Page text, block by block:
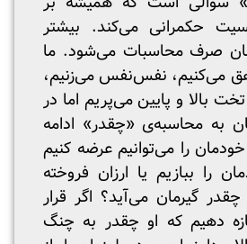
حکمرانی می‌کند. بیشتر
صرف محاسبات می‌شود. ما
می‌کنیم، نفس‌نفس می‌زنیم،
بالا و پایین می‌پریم اما در
به محاسبه‌ی «چقدر» ادامه
را می‌توانیم عرضه کنیم
را ببازیم یا ارزان فروخته
گیرمان می‌آید؟ اگر قرار
دهیم که او چقدر به چنگ